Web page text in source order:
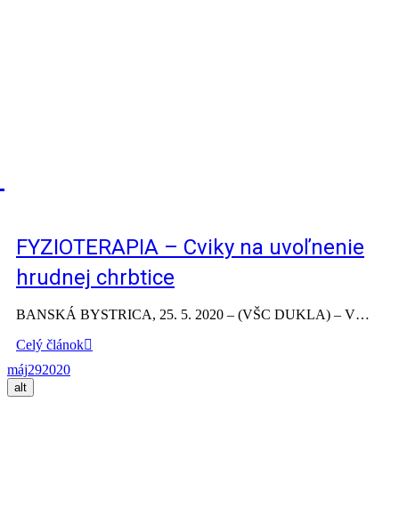
FYZIOTERAPIA – Cviky na uvoľnenie
hrudnej chrbtice
BANSKÁ BYSTRICA, 25. 5. 2020 – (VŠC DUKLA) – V…
Celý článok
máj292020
alt